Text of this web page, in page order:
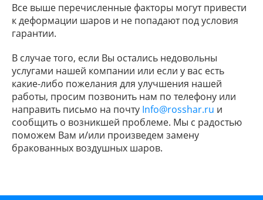
Все выше перечисленные факторы могут привести
к деформации шаров и не попадают под условия
гарантии.
В случае того, если Вы остались недовольны
услугами нашей компании или если у вас есть
какие-либо пожелания для улучшения нашей
работы, просим позвонить нам по телефону или
направить письмо на почту Info@rosshar.ru и
сообщить о возникшей проблеме. Мы с радостью
поможем Вам и/или произведем замену
бракованных воздушных шаров.